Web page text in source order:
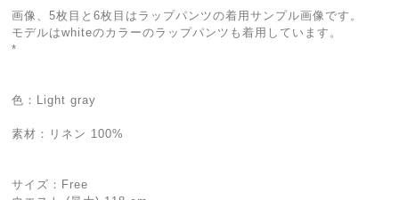
画像、5枚目と6枚目はラップパンツの着用サンプル画像です。
モデルはwhiteのカラーのラップパンツも着用しています。
*
色：Light gray
素材：リネン 100%
サイズ：Free